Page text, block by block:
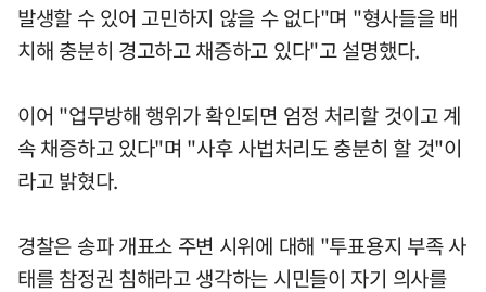
발생할 수 있어 고민하지 않을 수 없다"며 "형사들을 배
치해 충분히 경고하고 채증하고 있다"고 설명했다.
이어 "업무방해 행위가 확인되면 엄정 처리할 것이고 계
속 채증하고 있다"며 "사후 사법처리도 충분히 할 것"이
라고 밝혔다.
경찰은 송파 개표소 주변 시위에 대해 "투표용지 부족 사
태를 참정권 침해라고 생각하는 시민들이 자기 의사를